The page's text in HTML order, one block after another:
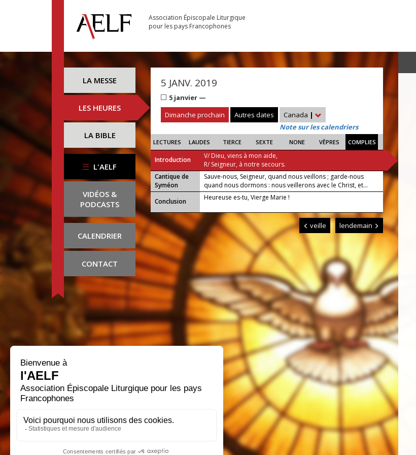
Association Épiscopale Liturgique
pour les pays Francophones
LA MESSE
LES HEURES
LA BIBLE
L'AELF
VIDÉOS &
PODCASTS
CALENDRIER
CONTACT
5 JANV. 2019
5 janvier —
Dimanche prochain
Autres dates Canada |
Note sur les calendriers
LECTURES LAUDES TIERCE SEXTE NONE VÊPRES COMPLIES
Introduction
V/ Dieu, viens à mon aide,
R/ Seigneur, à notre secours.
...
Cantique de
Syméon
Sauve-nous, Seigneur, quand nous veillons ; garde-nous
quand nous dormons : nous veillerons avec le Christ, et...
Conclusion
Heureuse es-tu, Vierge Marie !
veille lendemain